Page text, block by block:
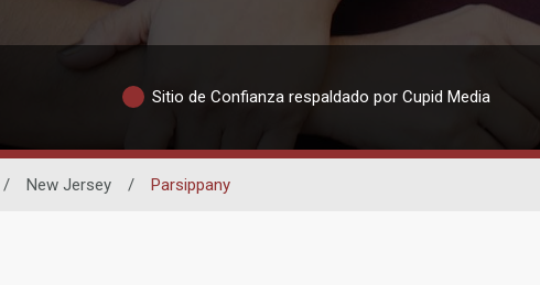
Sitio de Confianza respaldado por Cupid Media
/ New Jersey / Parsippany